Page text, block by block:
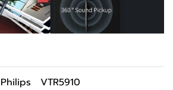
Philips
VTR5910